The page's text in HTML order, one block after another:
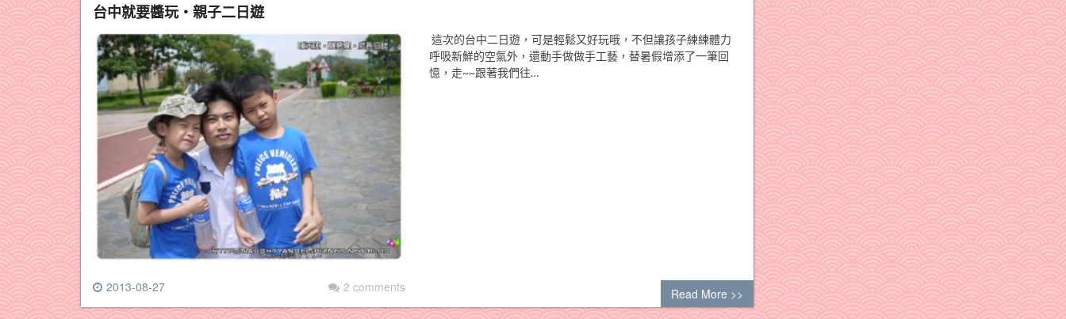
台中就要醬玩‧親子二日遊
2013-08-27 2 comments
這次的台中二日遊，可是輕鬆又好玩哦，不但讓孩子練練體力
呼吸新鮮的空氣外，還動手做做手工藝，替暑假增添了一筆回
憶，走~~跟著我們往…
Read More >>